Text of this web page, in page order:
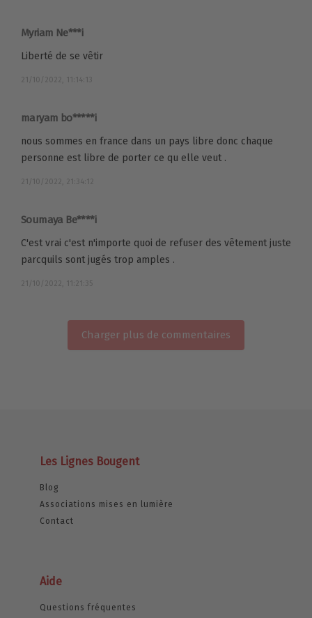
Myriam Ne***i
Liberté de se vêtir
21/10/2022, 11:14:13
maryam bo*****i
nous sommes en france dans un pays libre donc chaque
personne est libre de porter ce qu elle veut .
21/10/2022, 21:34:12
Soumaya Be****i
C'est vrai c'est n'importe quoi de refuser des vêtement juste
parcquils sont jugés trop amples .
21/10/2022, 11:21:35
Charger plus de commentaires
Les Lignes Bougent
Blog
Associations mises en lumière
Contact
Aide
Questions fréquentes